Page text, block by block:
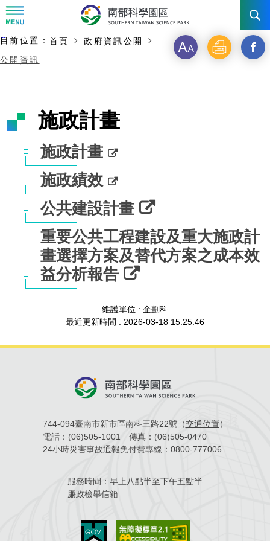
訊息公告
新聞資料專區
徵才公告
招標資訊
園區電子看板專區
發展沿革
大事紀
局長小檔案
局長電子信箱
機關組織
組織法
組織架構
組織職掌
管理局位置
施政主軸
年度工作展望
國家科學及技術委員會重大政策
廉政園地
工作職掌與聯絡管道
廉政反貪、防貪專區
廉政資訊
公職人員及關係人補助交易身分關係公開專區
機關採購廉政平臺
獲獎記錄
檔案應用專區
檔案應用服務須知
檔案應用及宣導活動
檔案教育訓練及標竿學習
WebMail(新)
認識園區
簡介
競爭優勢
土地規劃
水電供應
園區土地廠房宿舍出租資訊
園區資源再生中心
污水處理廠
高雄園區
簡介
競爭優勢
土地規劃
水電供應
園區土地廠房宿舍出租資訊
污水處理廠
橋頭園區
簡介
競爭優勢
土地規劃
水電供應
園區土地廠房宿舍出租資訊
污水處理廠
新設園區
交通資訊
機構及廠商名錄
廠商名錄
園區公會資訊
公共藝術
園區生活
自行車道網
人文景觀地圖
南科創業工坊
企業社會責任
生態資產
「沙崙生態科學園區生態保育協作平台」公開資訊
工商服務
廠商服務
申請流程及表單
入區申辦流程
申辦案件處理時限
投資業務
工商業務
通關業務
勞資管理
營建管理
電子公文交換
相關費用
園區事業管理費
土地及廠房租賃
宿舍租金費用
污水費
廢棄物清除處理費
科學園區廠商服務網
園區培訓課程
新興科技應用計畫
園區參訪申請
園區廠商採購資訊
主要內容開始
:::
目前位置： 首頁
政府資訊公開
公開資訊
字 列 另
享
到
施政計畫
施政計畫
施政績效
公共建設計畫
重要公共工程建設及重大施政計
畫選擇方案及替代方案之成本效
益分析報告
維護單位 : 企劃科
最近更新時間 : 2026-03-18 15:25:46
744-094臺南市新市區南科三路22號（交通位置）
電話： (06)505-1001 傳真： (06)505-0470
24小時災害事故通報免付費專線： 0800-777006
服務時間： 早上八點半至下午五點半
廉政檢舉信箱